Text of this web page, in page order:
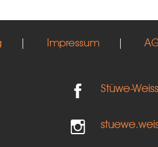
| Impressum |
Stüwe-